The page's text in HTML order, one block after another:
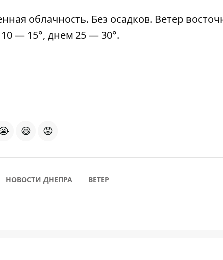
облачность. Без осадков. Ветер
— 15°, днем ​25 — 30°.
😆 😡
НОВОСТИ ДНЕПРА ВЕТЕР